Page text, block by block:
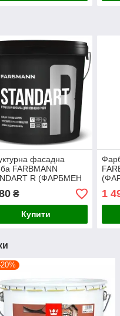
фасадна
FARBMANN
R (ФАРБМЕН
Р) 4.5л біла
₴
Купити
4.5л
1